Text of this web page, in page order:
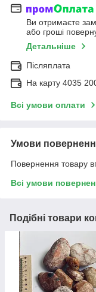
Ви отримаєте
або гроші
Детальніше
Післяплата
На карту 4035
Всі умови оплати
Умови
Повернення товару
Всі умови
Подібні товари